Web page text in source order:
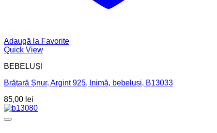
Adaugă la Favorite
Quick View
BEBELUȘI
Brățară Șnur, Argint 925, Inimă, bebeluși, B13033
85,00 lei